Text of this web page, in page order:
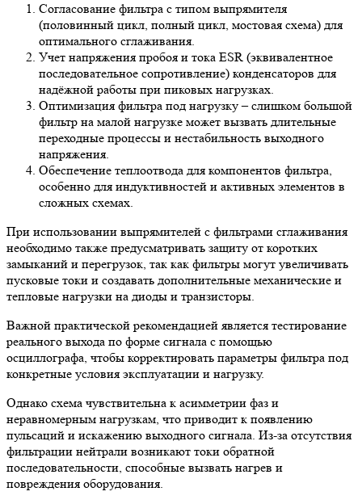
Согласование фильтра с типом выпрямителя
(половинный цикл, полный цикл, мостовая схема) для
оптимального сглаживания.
Учет напряжения пробоя и тока ESR (эквивалентное
последовательное сопротивление) конденсаторов для
надёжной работы при пиковых нагрузках.
Оптимизация фильтра под нагрузку – слишком большой
фильтр на малой нагрузке может вызвать длительные
переходные процессы и нестабильность выходного
напряжения.
Обеспечение теплоотвода для компонентов фильтра,
особенно для индуктивностей и активных элементов в
сложных схемах.
При использовании выпрямителей с фильтрами сглаживания
необходимо также предусматривать защиту от коротких
замыканий и перегрузок, так как фильтры могут увеличивать
пусковые токи и создавать дополнительные механические и
тепловые нагрузки на диоды и транзисторы.
Важной практической рекомендацией является тестирование
реального выхода по форме сигнала с помощью
осциллографа, чтобы корректировать параметры фильтра под
конкретные условия эксплуатации и нагрузку.
Однако схема чувствительна к асимметрии фаз и
неравномерным нагрузкам, что приводит к появлению
пульсаций и искажению выходного сигнала. Из-за отсутствия
фильтрации нейтрали возникают токи обратной
последовательности, способные вызвать нагрев и
повреждения оборудования.